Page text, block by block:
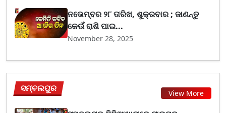
ନଭେମ୍ବର ୨୮ ତାରିଖ, ଶୁକ୍ରବାର ; ଜାଣନ୍ତୁ
କେଉଁ ରାଶି ପାଇ...
November 28, 2025
ସମ୍ବଲପୁର View More